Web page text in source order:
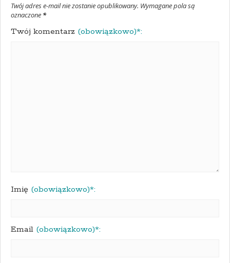
Twój adres e-mail nie zostanie opublikowany. Wymagane pola są
oznaczone *
Twój komentarz (obowiązkowo)*:
Imię (obowiązkowo)*:
Email (obowiązkowo)*: